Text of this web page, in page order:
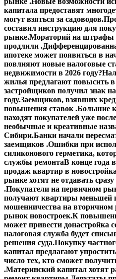
капитала предоставят
могут взяться за садоводов.
составил инструкцию для
рынке.Мораторий на штрафы
продлили .
ипотеке может появиться в
повлияют новые налоговые
недвижимости в 2026 году?
жилья предлагают повысить
застройщиков получил знак
году.Заемщиков, взявших
повышения ставок .Большие
находят покупателей уже
необычные и креативные
Сибири.Банки начали
заемщиков .Ошибки при
силиконового герметика,
службы ремонтаВ конце года
продаж квартир в
рынке хотят не отдавать
.Покупатели на первичном
получают квартиры меньшей
мошенничества на вторичном
рынок новостроек.К
может привести донастройка
налоговая служба будет
решения суда.Покупку
капитал предлагают
число тех, кто сможет
.Материнский капитал хотят